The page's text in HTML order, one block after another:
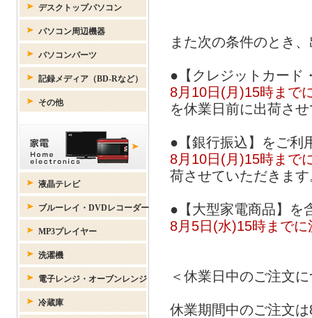
また次の条件のとき
●【クレジットカード
8月10日(月)15時まで
を休業日前に出荷さ
●【銀行振込】をご利
8月10日(月)15時まで
荷させていただきます
●【大型家電商品】を
8月5日(水)15時まで
＜休業日中のご注文
休業期間中のご注文